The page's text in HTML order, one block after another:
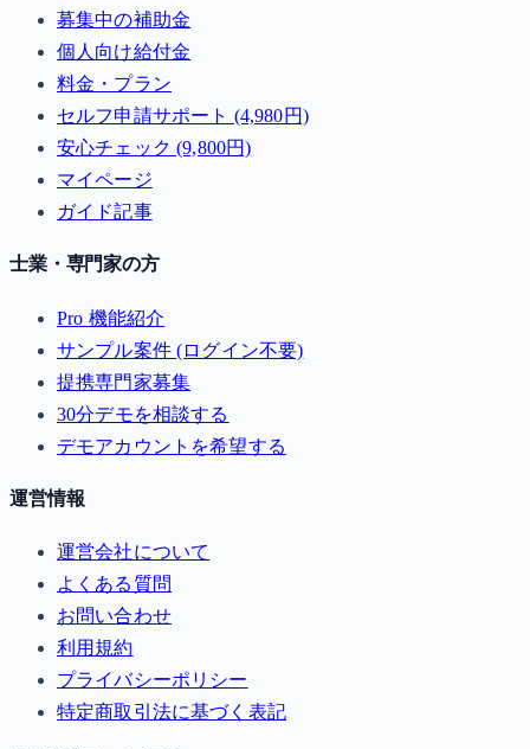
募集中の補助金
個人向け給付金
料金・プラン
セルフ申請サポート (4,980円)
安心チェック (9,800円)
マイページ
ガイド記事
士業・専門家の方
Pro 機能紹介
サンプル案件 (ログイン不要)
提携専門家募集
30分デモを相談する
デモアカウントを希望する
運営情報
運営会社について
よくある質問
お問い合わせ
利用規約
プライバシーポリシー
特定商取引法に基づく表記